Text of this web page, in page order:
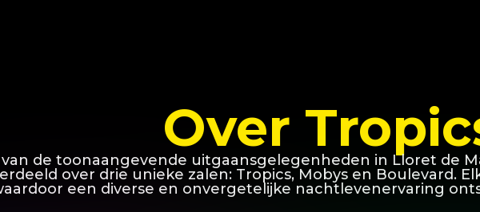
Over
van de toonaangevende uitgaansgelegenheden in Lloret de
over drie unieke zalen: Tropics, Mobys en Boulevard.
een diverse en onvergetelijke nachtlevenervaring